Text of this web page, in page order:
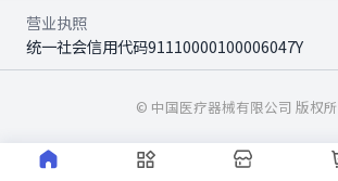
营业执照
统一社会信用代码91110000100006047Y
© 中国医疗器械有限公司 版权